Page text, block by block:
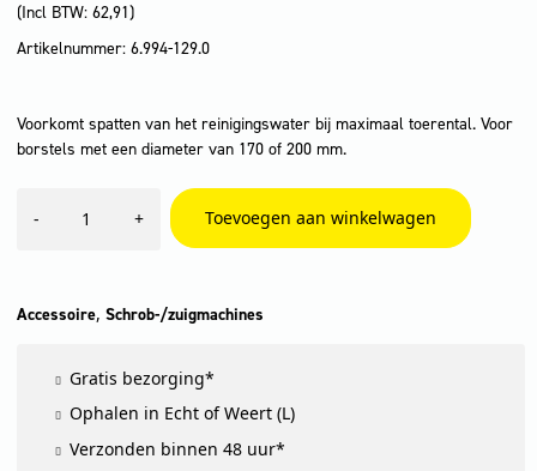
(Incl BTW: 62,91)
Artikelnummer: 6.994-129.0
Voorkomt spatten van het reinigingswater bij maximaal toerental. Voor
borstels met een diameter van 170 of 200 mm.
-
aantal
+ Toevoegen aan winkelwagen
Accessoire, Schrob-/zuigmachines
Gratis bezorging*
Ophalen in Echt of Weert (L)
Verzonden binnen 48 uur*